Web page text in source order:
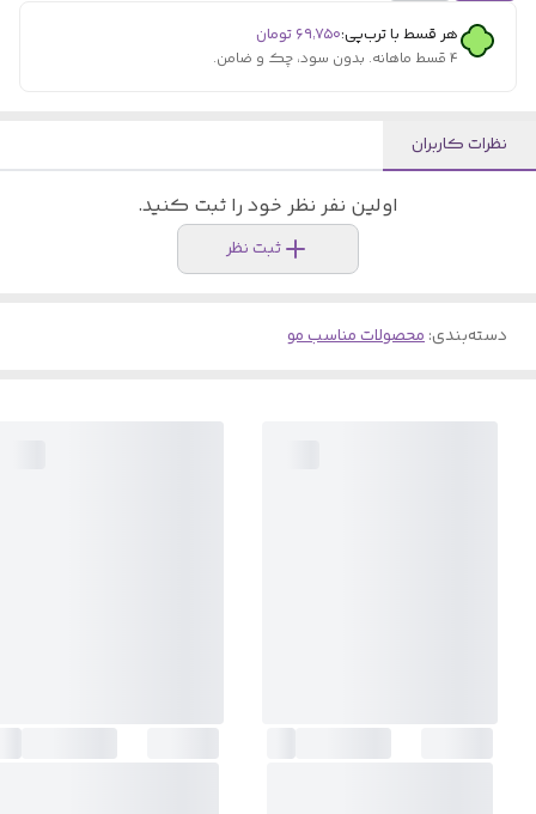
هر قسط با ترب‌پی:۶۹٬۷۵۰ تومان
۴ قسط ماهانه. بدون سود، چک و ضامن.
نظرات کاربران
اولین نفر نظر خود را ثبت کنید.
ثبت نظر
دسته‌بندی:محصولات مناسب مو